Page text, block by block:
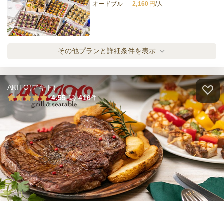
オードブル
2,160 円/人
NAGI 小分けピアット・フェスタ
オードブル
2,700円/人
NAGI 温製も楽しむ！小分けピアット・オー
ロ
オードブル
3,780円/人
NAGI 温製も楽しむ！小分けピアット・プレ
ミオ
オードブル
4,860円/人
NAGI DINING 小分けプチプラン
その他プランと詳細条件を表示
AKITO(アキト)
4.55
416件